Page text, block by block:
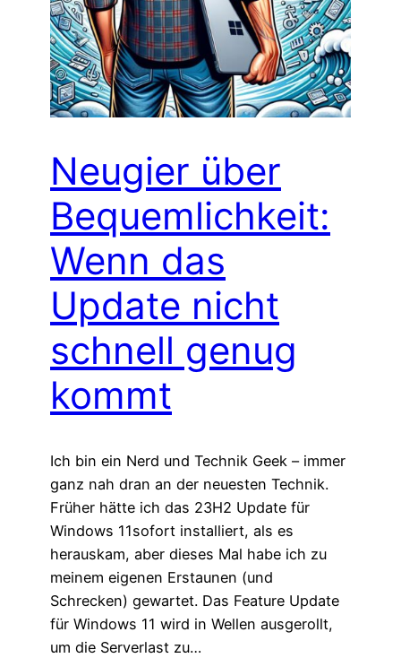
Neugier über
Bequemlichkeit:
Wenn das
Update nicht
schnell genug
kommt
Ich bin ein Nerd und Technik Geek – immer
ganz nah dran an der neuesten Technik.
Früher hätte ich das 23H2 Update für
Windows 11sofort installiert, als es
herauskam, aber dieses Mal habe ich zu
meinem eigenen Erstaunen (und
Schrecken) gewartet. Das Feature Update
für Windows 11 wird in Wellen ausgerollt,
um die Serverlast zu…